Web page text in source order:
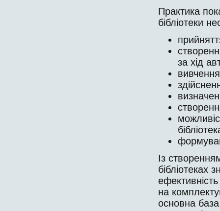
Практика
бібліотеки
за хід
Із
бібліотеках
на
основна база